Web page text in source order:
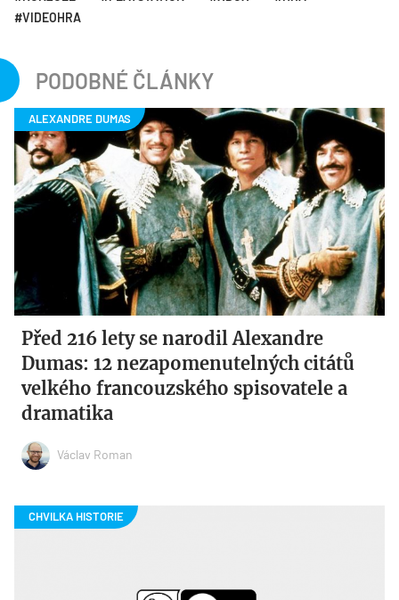
VIDEOHRA
PODOBNÉ ČLÁNKY
Před 216 lety se narodil Alexandre
Dumas: 12 nezapomenutelných citátů
velkého francouzského spisovatele a
dramatika
Václav Roman